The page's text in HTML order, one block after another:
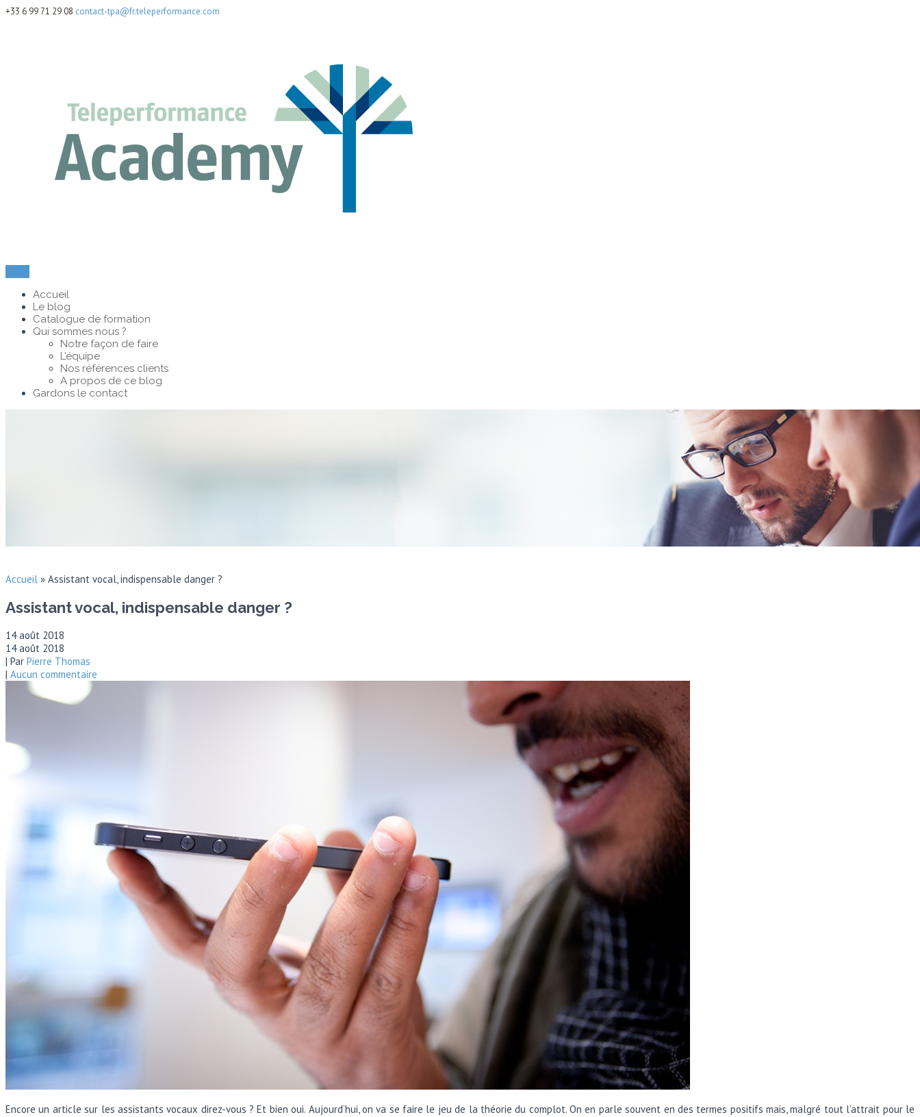
+33 6 99 71 29 08 contact-tpa@fr.teleperformance.com
Accueil
Le blog
Catalogue de formation
Qui sommes nous ?
Notre façon de faire
L’équipe
Nos références clients
A propos de ce blog
Gardons le contact
Accueil » Assistant vocal, indispensable danger ?
Assistant vocal, indispensable danger ?
14 août 2018
14 août 2018
| Par Pierre Thomas
| Aucun commentaire
Encore un article sur les assistants vocaux direz-vous ? Et bien oui. Aujourd’hui, on va se faire le jeu de la théorie du complot. On en parle souvent en des termes positifs mais, malgré tout l’attrait pour le